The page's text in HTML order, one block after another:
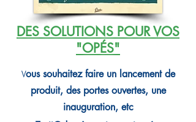
DES SOLUTIONS POUR VOS
"OPÉS"
Vous souhaitez faire un lancement de
produit, des portes ouvertes, une
inauguration, etc